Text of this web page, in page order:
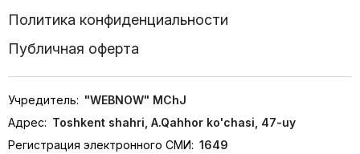
Политика конфиденциальности
Публичная оферта
Учредитель: "WEBNOW" MChJ
Адрес: Toshkent shahri, A.Qahhor ko'chasi, 47-uy
Регистрация электронного СМИ: 1649